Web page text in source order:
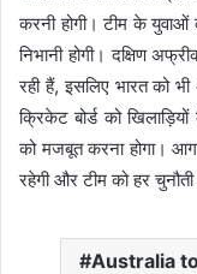
करनी होगी। टीम के युवाओं
निभानी होगी। दक्षिण
रही हैं, इसलिए भारत को
क्रिकेट बोर्ड को
को मजबूत करना होगा।
रहेगी और टीम को हर
Australia